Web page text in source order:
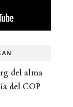
del alma
del COP